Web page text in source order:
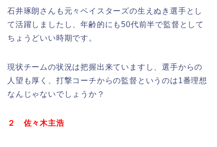
石井琢朗さんも元々ベイスターズの生えぬき選手とし
て活躍しましたし、年齢的にも50代前半で監督として
ちょうどいい時期です。
現状チームの状況は把握出来ていますし、選手からの
人望も厚く、打撃コーチからの監督というのは1番理想
なんじゃないでしょうか？
２ 佐々木主浩